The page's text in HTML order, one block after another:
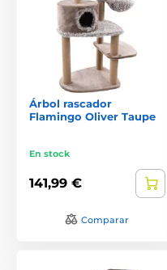
Árbol rascador
Flamingo Oliver Taupe
En stock
141,99 €
Comparar